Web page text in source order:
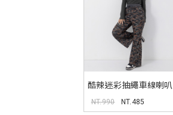
酷辣迷彩抽繩車線喇叭
褲 MUA
NT.990 NT.485